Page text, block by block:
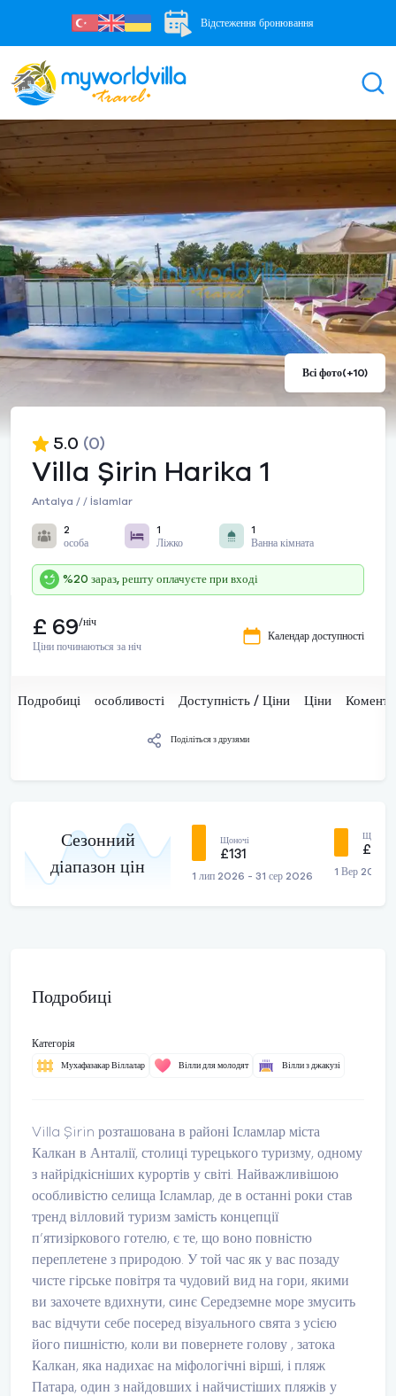
Відстеження бронювання
Всі фото(+10)
Villa Şirin Harika 1
Antalya / / İslamlar
5.0 (0)
2
особа
1
Ліжко
1
Ванна кімната
%20 зараз, решту оплачуєте при вході
£ 69/ніч
Ціни починаються за ніч
Календар доступності
Подробиці особливості Доступність / Ціни Ціни
Поділіться з друзями
Сезонний
діапазон цін
Щоночі
£131
1 лип 2026 - 31 сер 2026
Щоночі
£109
1 Вер 2026
Подробиці
Категорія
Мухафазакар Віллалар Вілли для молодят Вілли з джакузі
Villa Şirin розташована в районі Ісламлар міста
Калкан в Анталії, столиці турецького туризму, одному
з найрідкісніших курортів у світі. Найважливішою
особливістю селища Ісламлар, де в останні роки став
тренд вілловий туризм замість концепції
п’ятизіркового готелю, є те, що воно повністю
переплетене з природою. У той час як у вас позаду
чисте гірське повітря та чудовий вид на гори, якими
ви захочете вдихнути, синє Середземне море змусить
вас відчути себе посеред візуального свята з усією
його пишністю, коли ви повернете голову , затока
Калкан, яка надихає на міфологічні вірші, і пляж
Патара, один з найдовших і найчистіших пляжів у